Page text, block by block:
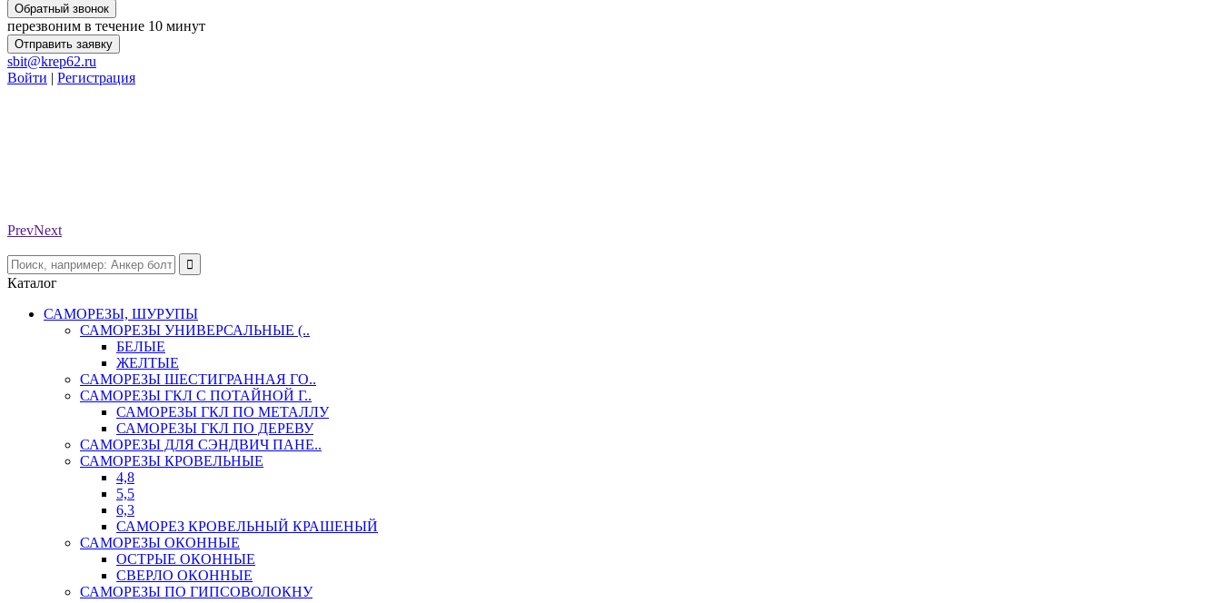
Обратный звонок
перезвоним в течение 10 минут
Отправить заявку
sbit@krep62.ru
Войти | Регистрация
PrevNext
Каталог
САМОРЕЗЫ, ШУРУПЫ
САМОРЕЗЫ УНИВЕРСАЛЬНЫЕ (..
БЕЛЫЕ
ЖЕЛТЫЕ
САМОРЕЗЫ ШЕСТИГРАННАЯ ГО..
САМОРЕЗЫ ГКЛ С ПОТАЙНОЙ Г..
САМОРЕЗЫ ГКЛ ПО МЕТАЛЛУ
САМОРЕЗЫ ГКЛ ПО ДЕРЕВУ
САМОРЕЗЫ ДЛЯ СЭНДВИЧ ПАНЕ..
САМОРЕЗЫ КРОВЕЛЬНЫЕ
4,8
5,5
6,3
САМОРЕЗ КРОВЕЛЬНЫЙ КРАШЕНЫЙ
САМОРЕЗЫ ОКОННЫЕ
ОСТРЫЕ ОКОННЫЕ
СВЕРЛО ОКОННЫЕ
САМОРЕЗЫ ПО ГИПСОВОЛОКНУ